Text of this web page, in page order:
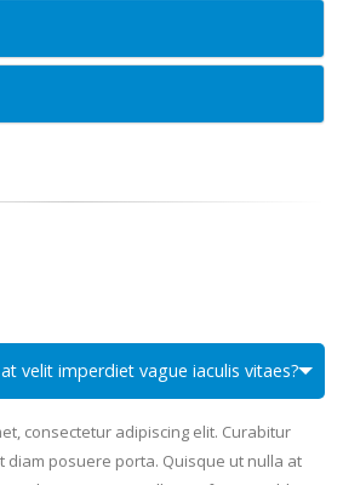
velit imperdiet vague iaculis vitaes?
consectetur adipiscing elit. Curabitur
diam posuere porta. Quisque ut nulla at